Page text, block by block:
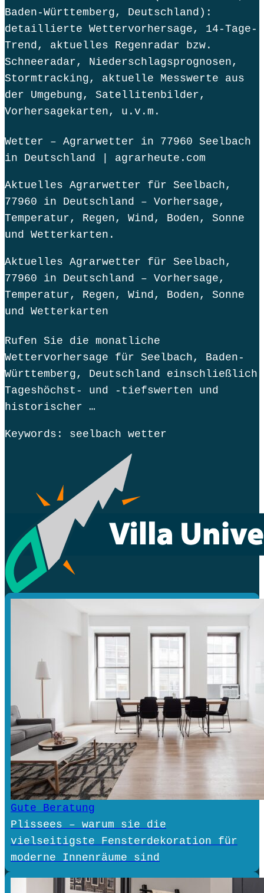
Baden-Württemberg, Deutschland):
detaillierte Wettervorhersage, 14-Tage-
Trend, aktuelles Regenradar bzw.
Schneeradar, Niederschlagsprognosen,
Stormtracking, aktuelle Messwerte aus
der Umgebung, Satellitenbilder,
Vorhersagekarten, u.v.m.
Wetter – Agrarwetter in 77960 Seelbach
in Deutschland | agrarheute.com
Aktuelles Agrarwetter für Seelbach,
77960 in Deutschland – Vorhersage,
Temperatur, Regen, Wind, Boden, Sonne
und Wetterkarten.
Aktuelles Agrarwetter für Seelbach,
77960 in Deutschland – Vorhersage,
Temperatur, Regen, Wind, Boden, Sonne
und Wetterkarten
Rufen Sie die monatliche
Wettervorhersage für Seelbach, Baden-
Württemberg, Deutschland einschließlich
Tageshöchst- und -tiefswerten und
historischer …
Keywords: seelbach wetter
Gute Beratung
Plissees – warum sie die
vielseitigste Fensterdekoration für
moderne Innenräume sind